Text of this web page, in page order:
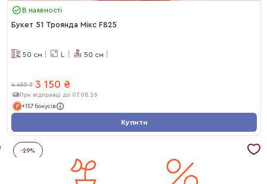
В наявності
Букет 51 Троянда Мікс F825
50 см L 50 см
4 450 ₴ 3 150 ₴
При відправці до 07.08.26
+157 бонусів
Купити
-29%